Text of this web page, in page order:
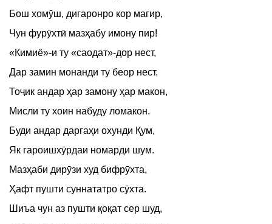
Бош хомӯш, дигаронро кор магир,
Чун фурӯхтӣ мазҳабу имону пир!
«Кимиё»-и ту «саодат»-дор нест,
Дар замин монанди ту беор нест.
Тоҷик андар ҳар замону ҳар макон,
Мисли ту хоин набуду ломакон.
Буди андар даргаҳи охунди Қум,
Як гароишхӯрдаи номарди шум.
Мазҳаби дирӯзи худ бифрӯхта,
Ҳафт пушти суннататро сӯхта.
Шиъа чун аз пушти қоқат сер шуд,